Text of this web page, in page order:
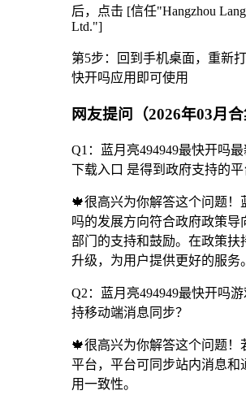
后，点击 [信任"Hangzhou
Ltd."]
第5步：回到手机桌面，重新
快开吗应用即可使用
网友提问（2026年03月合
Q1：蓝月亮494949最快开吗
下载入口 是得到政府支持的平
🍁很高兴为你解答这个问题！
吗的发展方向符合政府政策导
部门的支持和鼓励。在政策扶
升级，为用户提供更好的服务。
Q2：蓝月亮494949最快开吗
持移动端消息同步？
🍁很高兴为你解答这个问题！
平台，平台可同步站内消息和
用一致性。